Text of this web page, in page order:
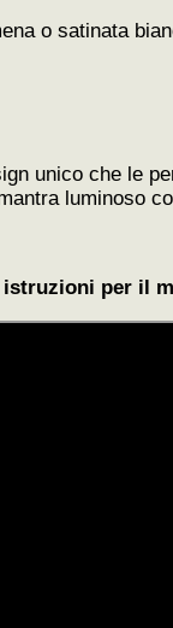
o satinata
unico che le
luminoso
istruzioni per il